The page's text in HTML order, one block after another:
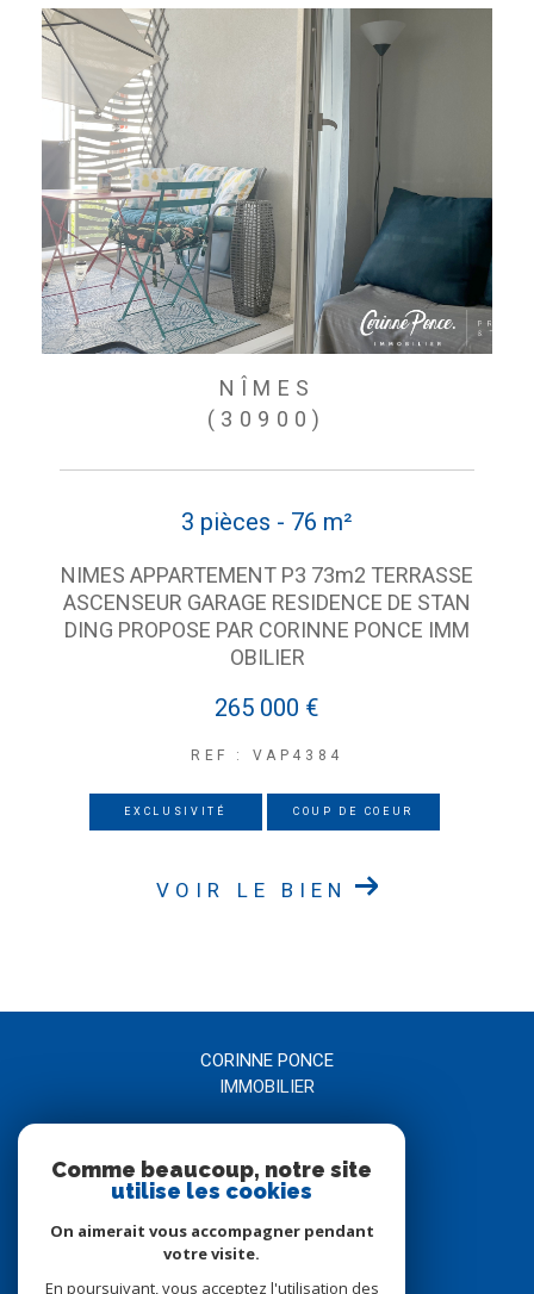
NÎMES
(30900)
3 pièces - 76 m²
NIMES APPARTEMENT P3 73m2 TERRASSE
ASCENSEUR GARAGE RESIDENCE DE STAN
DING PROPOSE PAR CORINNE PONCE IMM
OBILIER
265 000 €
REF : VAP4384
EXCLUSIVITÉ COUP DE COEUR
VOIR LE BIEN
CORINNE PONCE
IMMOBILIER
agence@corinneponce.com
7, Avenue Jean Jaurès
Comme beaucoup, notre site
utilise les cookies
On aimerait vous accompagner pendant
votre visite.
En poursuivant, vous acceptez l'utilisation des